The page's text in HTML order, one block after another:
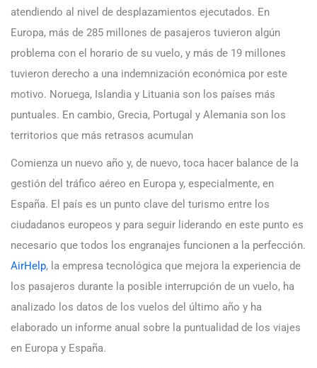
atendiendo al nivel de desplazamientos ejecutados. En
Europa, más de 285 millones de pasajeros tuvieron algún
problema con el horario de su vuelo, y más de 19 millones
tuvieron derecho a una indemnización económica por este
motivo. Noruega, Islandia y Lituania son los países más
puntuales. En cambio, Grecia, Portugal y Alemania son los
territorios que más retrasos acumulan
Comienza un nuevo año y, de nuevo, toca hacer balance de la
gestión del tráfico aéreo en Europa y, especialmente, en
España. El país es un punto clave del turismo entre los
ciudadanos europeos y para seguir liderando en este punto es
necesario que todos los engranajes funcionen a la perfección.
AirHelp, la empresa tecnológica que mejora la experiencia de
los pasajeros durante la posible interrupción de un vuelo, ha
analizado los datos de los vuelos del último año y ha
elaborado un informe anual sobre la puntualidad de los viajes
en Europa y España.